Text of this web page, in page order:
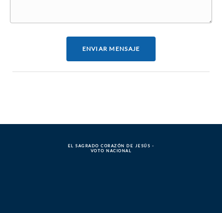
ENVIAR MENSAJE
EL SAGRADO CORAZÓN DE JESÚS -
VOTO NACIONAL